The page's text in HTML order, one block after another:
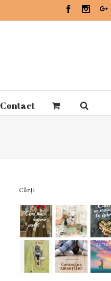
Facebook
Contact
Cărți